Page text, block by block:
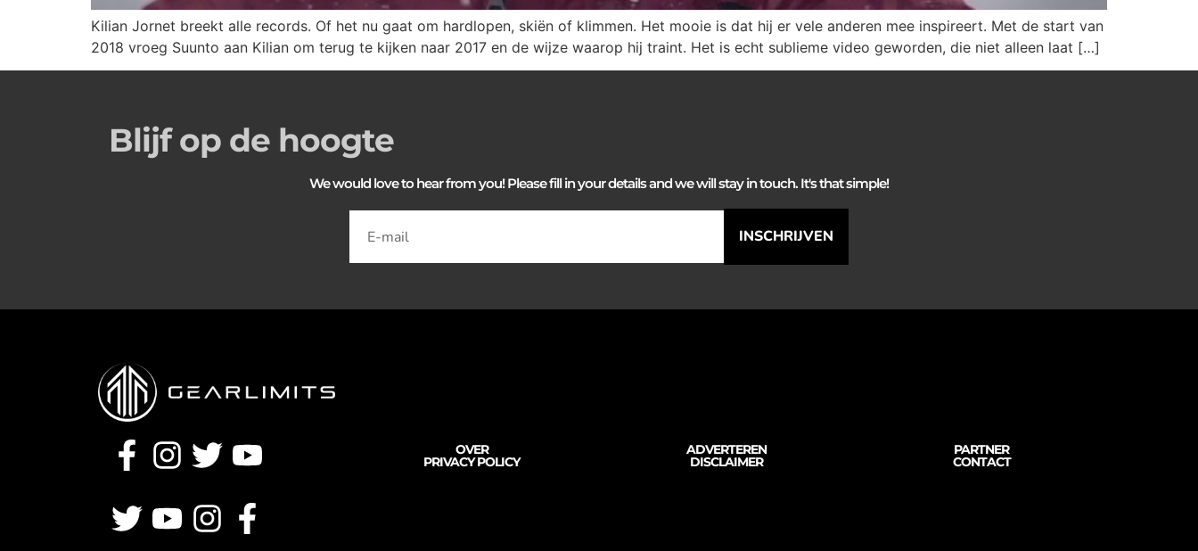
Kilian Jornet breekt alle records. Of het nu gaat om hardlopen, skiën of klimmen. Het mooie is dat hij er vele anderen mee inspireert. Met de start van
2018 vroeg Suunto aan Kilian om terug te kijken naar 2017 en de wijze waarop hij traint. Het is echt sublieme video geworden, die niet alleen laat […]
Blijf op de hoogte
We would love to hear from you! Please fill in your details and we will stay in touch. It's that simple!
INSCHRIJVEN
OVER
PRIVACY POLICY
ADVERTEREN
DISCLAIMER
PARTNER
CONTACT